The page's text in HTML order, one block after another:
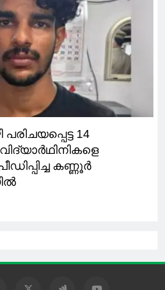
14
കണ്ണൂര്‍